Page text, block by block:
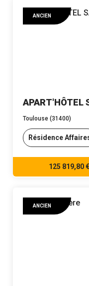
ANCIEN
Toulouse (31400)
Résidence
125 819,80
ANCIEN